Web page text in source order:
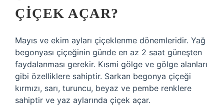
ÇIÇEK AÇAR?
Mayıs ve ekim ayları çiçeklenme dönemleridir. Yağ
begonyası çiçeğinin günde en az 2 saat güneşten
faydalanması gerekir. Kısmi gölge ve gölge alanları
gibi özelliklere sahiptir. Sarkan begonya çiçeği
kırmızı, sarı, turuncu, beyaz ve pembe renklere
sahiptir ve yaz aylarında çiçek açar.